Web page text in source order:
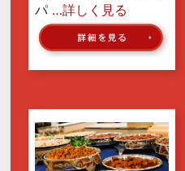
パ …詳しく見る